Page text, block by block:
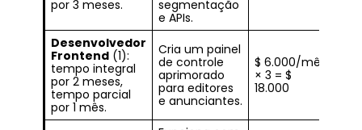
por 3 meses.
segmentação
e APIs.
Desenvolvedor
Frontend (1):
tempo integral
por 2 meses,
tempo parcial
por 1 mês.
Cria um painel
de controle
aprimorado
para editores
e anunciantes.
$ 6.000/mês
× 3 = $
18.000